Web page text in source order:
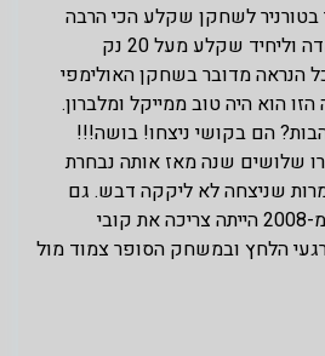
בטורניר לשחקן שקלע הכי הרבה
במדי ארה"ב באולימפיאדה וליחיד שקלע מעל 20 נק
הנראה מדובר בשחקן האולימפי
הוא היה טוב ממייקל ומלברון.
הם בקושי ניצחו! בושה!!!
שלושים שנה מאז אותה נבחרת
שניצחה לא ליקקה דבש. גם
ה"רדים טים" המופלאה מ-2008 הייתה צריכה את קובי
הלחץ ובמשחק הסופר צמוד מול